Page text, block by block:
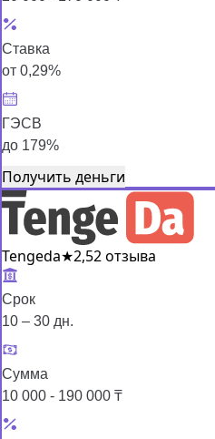
Ставка
от 0,29%
ГЭСВ
до 179%
Получить деньги
Tengeda★2,52 отзыва
Срок
10 – 30 дн.
Сумма
10 000 - 190 000 ₸